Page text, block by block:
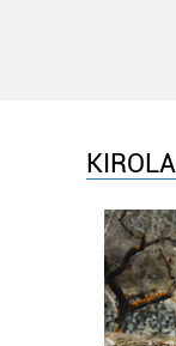
KIROLA